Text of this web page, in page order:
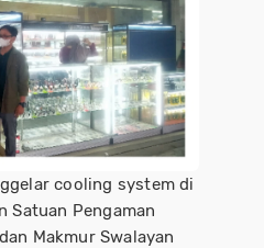
cooling system di
Satuan Pengaman
Makmur Swalayan